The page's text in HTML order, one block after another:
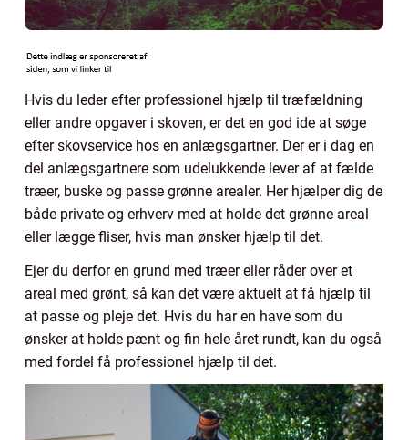
Hvis du leder efter professionel hjælp til træfældning
eller andre opgaver i skoven, er det en god ide at søge
efter skovservice hos en anlægsgartner. Der er i dag en
del anlægsgartnere som udelukkende lever af at fælde
træer, buske og passe grønne arealer. Her hjælper dig de
både private og erhverv med at holde det grønne areal
eller lægge fliser, hvis man ønsker hjælp til det.
Ejer du derfor en grund med træer eller råder over et
areal med grønt, så kan det være aktuelt at få hjælp til
at passe og pleje det. Hvis du har en have som du
ønsker at holde pænt og fin hele året rundt, kan du også
med fordel få professionel hjælp til det.